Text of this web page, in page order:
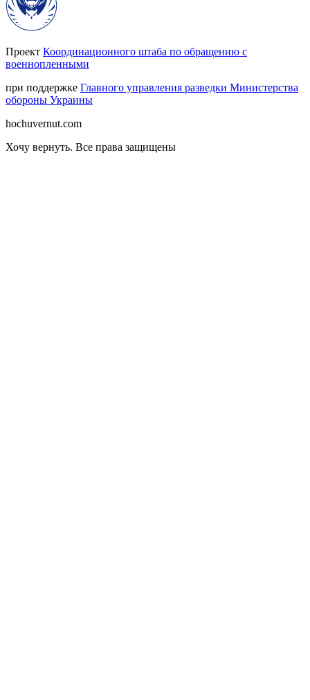
Проект Координационного штаба по обращению с
военнопленными
при поддержке Главного управления разведки Министерства
обороны Украины
hochuvernut.com
Хочу вернуть. Все права защищены